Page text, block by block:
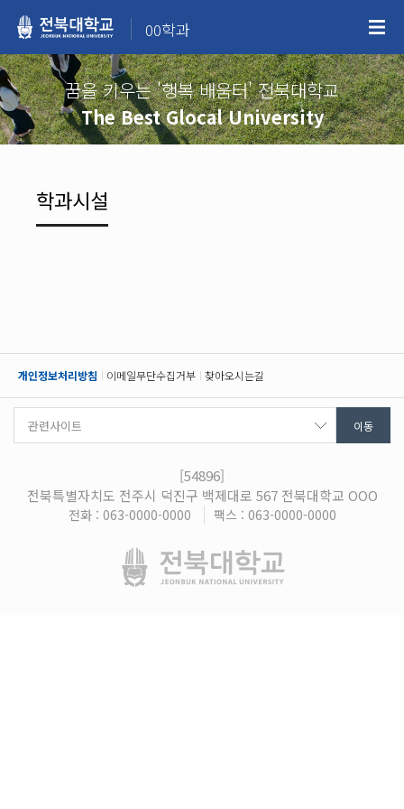
00학과
꿈을 키우는 '행복 배움터' 전북대학교
The Best Glocal University
학과시설
개인정보처리방침 이메일무단수집거부 찾아오시는길
[54896]
전북특별자치도 전주시 덕진구 백제대로 567 전북대학교 OOO
전화 : 063-0000-0000 팩스 : 063-0000-0000